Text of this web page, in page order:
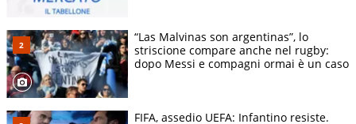
“Las Malvinas son argentinas”, lo
striscione compare anche nel rugby:
dopo Messi e compagni ormai è un caso
FIFA, assedio UEFA: Infantino resiste.